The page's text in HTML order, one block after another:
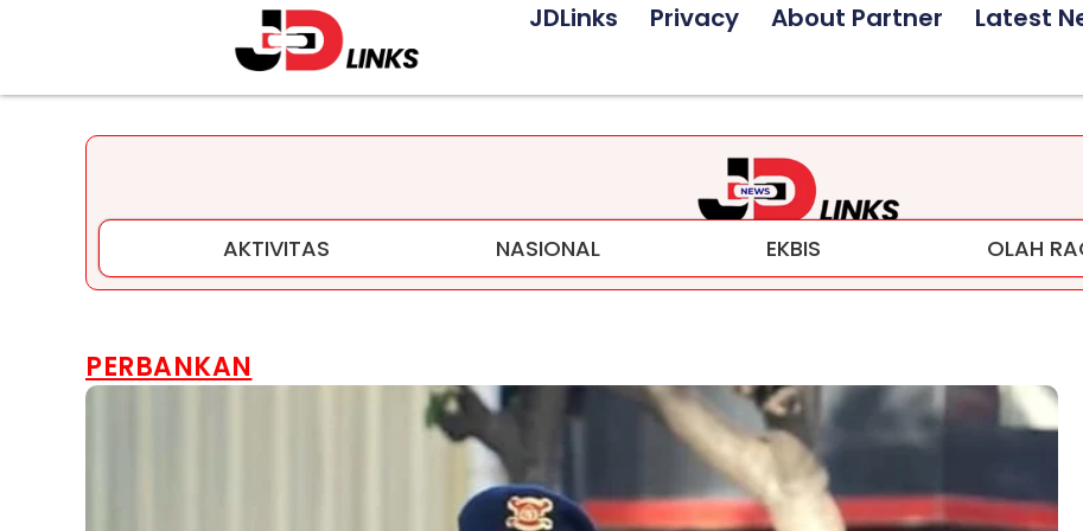
JDLinks Privacy About Partner Latest
AKTIVITAS NASIONAL EKBIS OLAH
PERBANKAN